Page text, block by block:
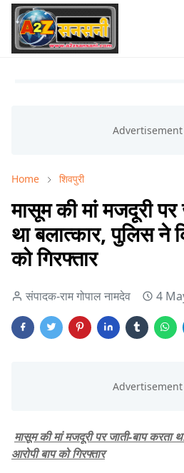
Home शिवपुरी
मासूम की मां मजदूरी पर
था बलात्कार, पुलिस ने
को गिरफ्तार
संपादक-राम गोपाल नामदेव 4
मासूम की मां मजदूरी पर जाती-बाप करता
आरोपी बाप को गिरफ्तार